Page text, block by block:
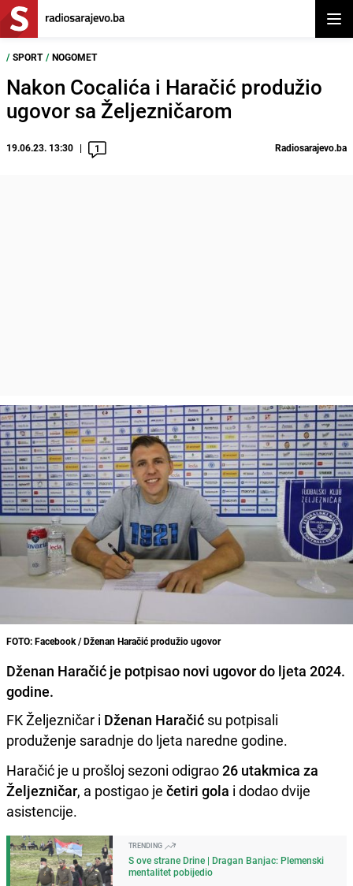
/ SPORT / NOGOMET
Nakon Cocalića i Haračić produžio
ugovor sa Željezničarom
19.06.23. 13:30 1 Radiosarajevo.ba
FOTO: Facebook / Dženan Haračić produžio ugovor
Dženan Haračić je potpisao novi ugovor do ljeta 2024.
godine.
FK Željezničar i Dženan Haračić su potpisali
produženje saradnje do ljeta naredne godine.
Haračić je u prošloj sezoni odigrao26 utakmica za
Željezničar, a postigao je četiri gola i dodao dvije
asistencije.
TRENDING
S ove strane Drine | Dragan Banjac: Plemenski
mentalitet pobijedio